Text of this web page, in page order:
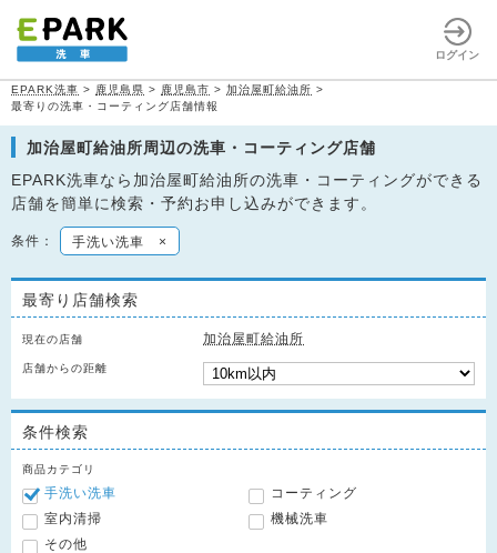
ログイン
EPARK洗車 > 鹿児島県 > 鹿児島市 > 加治屋町給油所 >
最寄りの洗車・コーティング店舗情報
加治屋町給油所周辺の洗車・コーティング店舗
EPARK洗車なら加治屋町給油所の洗車・コーティングができる
店舗を簡単に検索・予約お申し込みができます。
条件： 手洗い洗車 ×
最寄り店舗検索
現在の店舗 加治屋町給油所
店舗からの距離
条件検索
商品カテゴリ
手洗い洗車
コーティング
室内清掃
機械洗車
その他